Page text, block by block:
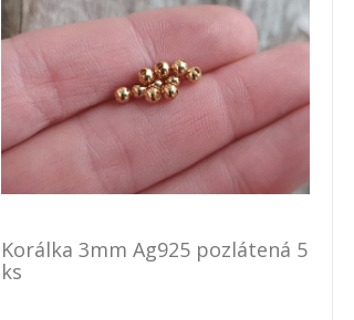
Korálka 3mm Ag925 pozlátená 5
ks